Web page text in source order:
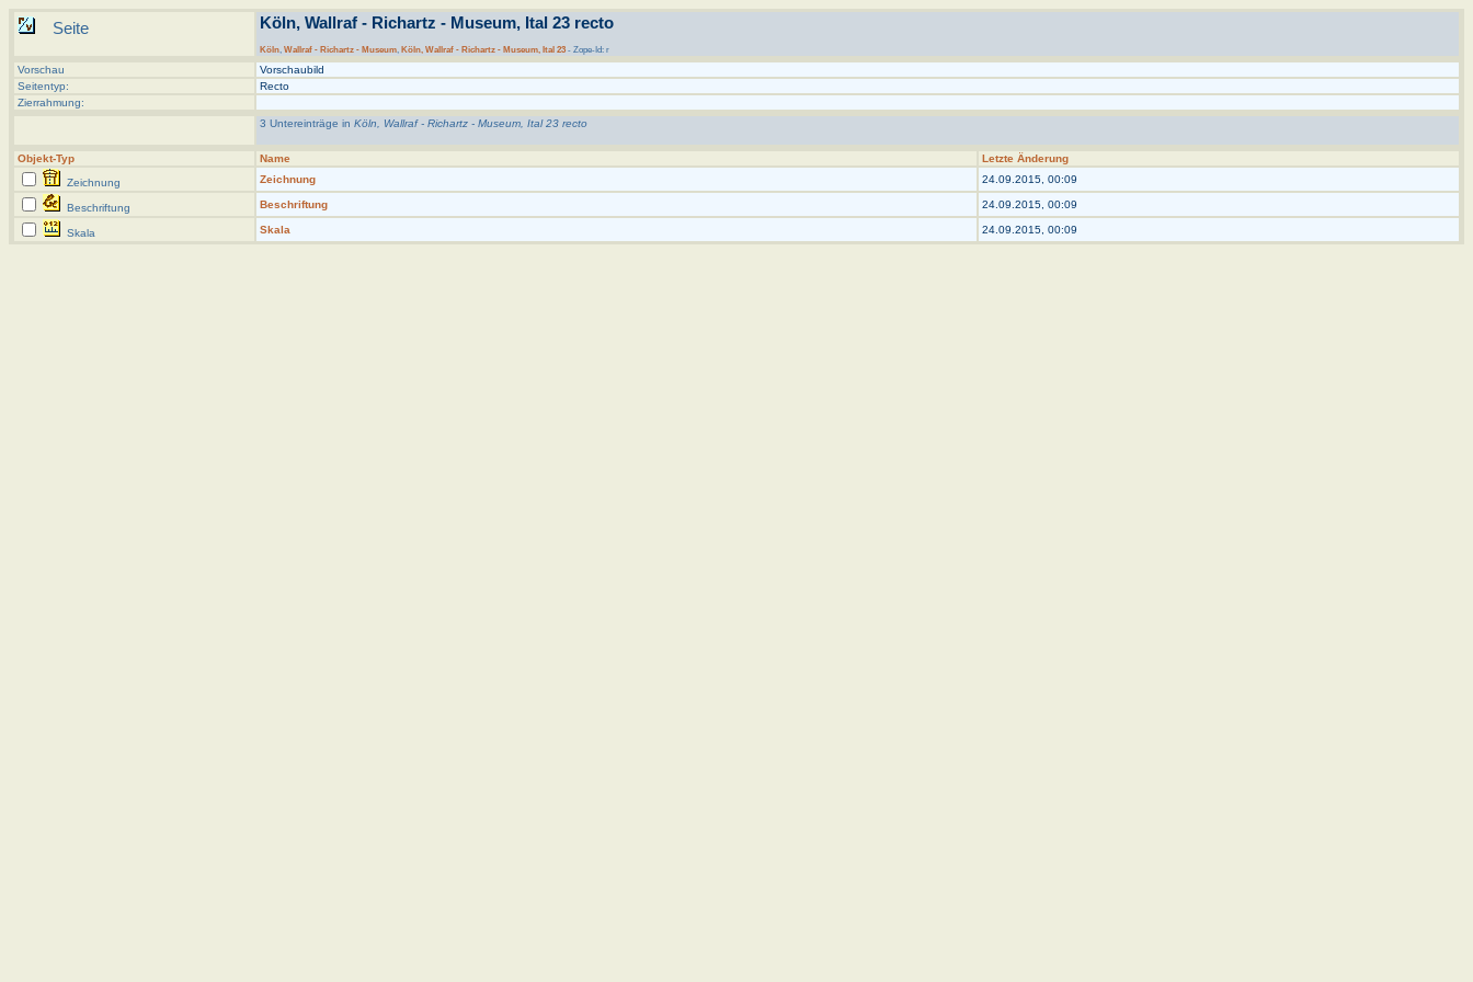
Seite Köln, Wallraf - Richartz - Museum, Ital 23 recto
Köln, Wallraf - Richartz - Museum, Köln, Wallraf - Richartz - Museum, Ital 23 - Zope-Id: r
Vorschau
Vorschaubild
Seitentyp:
Recto
Zierrahmung:
3 Untereinträge in Köln, Wallraf - Richartz - Museum, Ital 23 recto
Objekt-Typ Name
Letzte Änderung
Zeichnung
Zeichnung 24.09.2015, 00:09
Beschriftung Beschriftung 24.09.2015, 00:09
Skala Skala 24.09.2015, 00:09